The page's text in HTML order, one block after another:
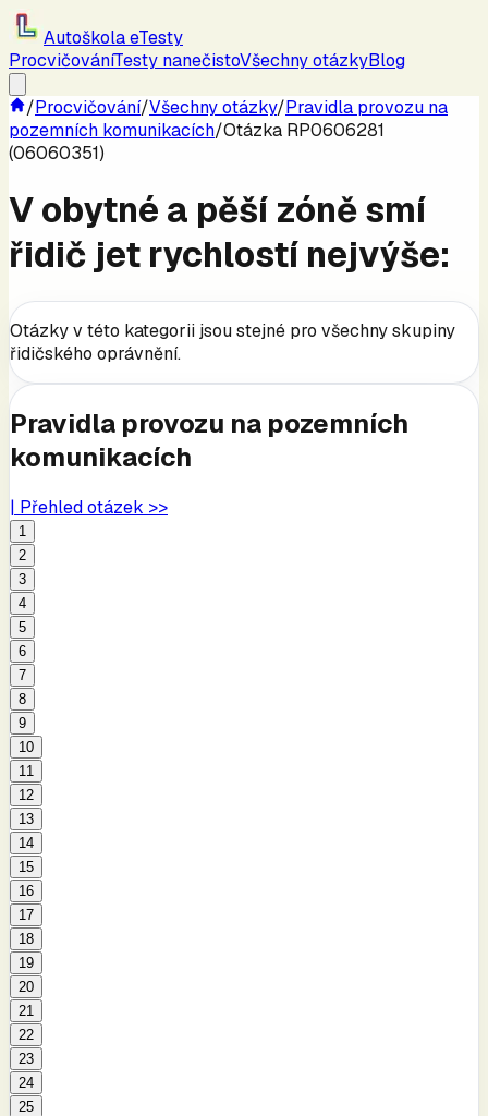
Autoškola eTesty
ProcvičováníTesty nanečistoVšechny otázkyBlog
/Procvičování/Všechny otázky/Pravidla provozu na
pozemních komunikacích/Otázka RP0606281
(06060351)
V obytné a pěší zóně smí
řidič jet rychlostí nejvýše:
Otázky v této kategorii jsou stejné pro všechny skupiny
řidičského oprávnění.
Pravidla provozu na pozemních
komunikacích
| Přehled otázek >>
1
2
3
4
5
6
7
8
9
10
11
12
13
14
15
16
17
18
19
20
21
22
23
24
25